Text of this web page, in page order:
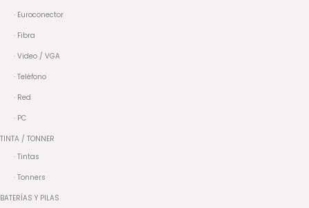
· Euroconector
· Fibra
· Video / VGA
· Teléfono
· Red
· PC
TINTA / TONNER
· Tintas
· Tonners
BATERÍAS Y PILAS